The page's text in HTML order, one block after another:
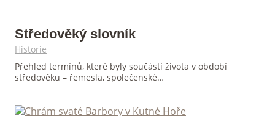
Středověký slovník
Historie
Přehled termínů, které byly součástí života v období
středověku – řemesla, společenské…